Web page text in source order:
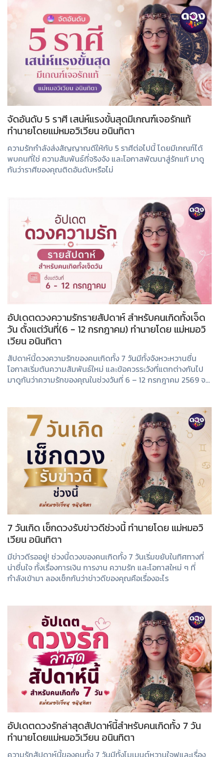
จัดอันดับ 5 ราศี เสน่ห์แรงขั้นสุดมีเกณฑ์เจอรักแท้
ทำนายโดยแม่หมอวิเวียน อนินทิตา
ความรักกำลังส่งสัญญาณดีให้กับ 5 ราศีต่อไปนี้ โดยมีเกณฑ์ได้
พบคนที่ใช่ ความสัมพันธ์ที่จริงจัง และโอกาสพัฒนาสู่รักแท้ มาดู
กันว่าราศีของคุณติดอันดับหรือไม่
อัปเดตดวงความรักรายสัปดาห์ สำหรับคนเกิดทั้งเจ็ด
วัน ตั้งแต่วันที่(6 - 12 กรกฎาคม) ทำนายโดย แม่หมอวิ
เวียน อนินทิตา
สัปดาห์นี้ดวงความรักของคนเกิดทั้ง 7 วันมีทั้งจังหวะหวานชื่น
โอกาสเริ่มต้นความสัมพันธ์ใหม่ และข้อควรระวังที่แตกต่างกันไป
มาดูกันว่าความรักของคุณในช่วงวันที่ 6 – 12 กรกฎาคม 2569 จะ
7 วันเกิด เช็กดวงรับข่าวดีช่วงนี้ ทำนายโดย แม่หมอวิ
เวียน อนินทิตา
มีข่าวดีรออยู่! ช่วงนี้ดวงของคนเกิดทั้ง 7 วันเริ่มขยับในทิศทางที่
น่าชื่นใจ ทั้งเรื่องการเงิน การงาน ความรัก และโอกาสใหม่ ๆ ที่
กำลังเข้ามา ลองเช็กกันว่าข่าวดีของคุณคือเรื่องอะไร
อัปเดตดวงรักล่าสุดสัปดาห์นี้สำหรับคนเกิดทั้ง 7 วัน
ทำนายโดยแม่หมอวิเวียน อนินทิตา